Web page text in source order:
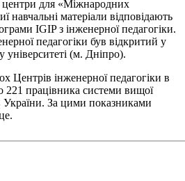
центри для «Міжнародних
навчальні матеріали відповідають
IGIP з інженерної педагогіки.
педагогіки був відкритий у
(м. Дніпро).
Центрів інженерної педагогіки в
221 працівника системи вищої
України. За цими показниками